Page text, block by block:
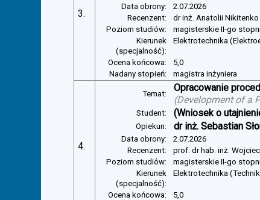
3.
Data obrony:
2.07.2026
Recenzent:
dr inż. Anatolii Nikitenko
Poziom studiów:
magisterskie II-go
Kierunek
(specjalność):
Elektrotechnika
Ocena końcowa:
5,0
Nadany stopień:
magistra inżyniera
4.
Temat:
Opracowanie
(Development of a
Student: (Wniosek o
Opiekun: dr inż. Sebastian
Data obrony:
2.07.2026
Recenzent:
prof. dr hab. inż.
Poziom studiów:
magisterskie II-go
Kierunek
(specjalność):
Elektrotechnika
Ocena końcowa:
5,0